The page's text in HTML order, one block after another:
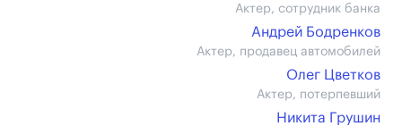
Актер, сотрудник банка
Андрей Бодренков
Актер, продавец автомобилей
Олег Цветков
Актер, потерпевший
Никита Грушин